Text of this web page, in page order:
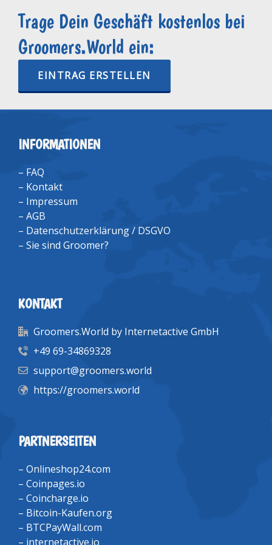
Trage Dein Geschäft kostenlos bei
Groomers.World ein:
EINTRAG ERSTELLEN
INFORMATIONEN
– FAQ
– Kontakt
– Impressum
– AGB
– Datenschutzerklärung / DSGVO
– Sie sind Groomer?
KONTAKT
Groomers.World by Internetactive GmbH
+49 69-34869328
support@groomers.world
https://groomers.world
PARTNERSEITEN
– Onlineshop24.com
– Coinpages.io
– Coincharge.io
– Bitcoin-Kaufen.org
– BTCPayWall.com
– internetactive.io